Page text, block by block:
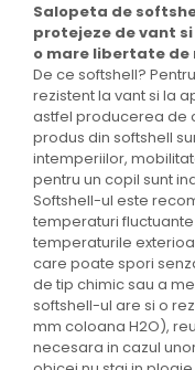
Salopeta de
protejeze de vant
o mare libertate
De ce softshell?
rezistent la vant si la
astfel producerea de
produs din softshell
intemperiilor,
pentru un copil sunt
Softshell-ul este
temperaturi
temperaturile
care poate spori
de tip chimic sau a
softshell-ul are si o
mm coloana H2O),
necesara in cazul